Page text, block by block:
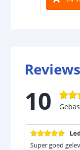
Reviews
10
Super goed